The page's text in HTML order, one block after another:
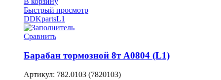
Быстрый просмотр
DDKpartsL1
Сравнить
Барабан тормозной 8т A0804 (L1)
Артикул: 782.0103 (7820103)